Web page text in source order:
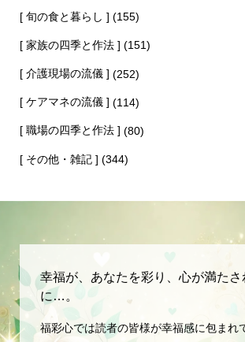
[ 旬の食と暮らし ] (155)
[ 家族の四季と作法 ] (151)
[ 介護現場の流儀 ] (252)
[ ケアマネの流儀 ] (114)
[ 職場の四季と作法 ] (80)
[ その他・雑記 ] (344)
幸福が、あなたを彩り、心が満た
に…。
福彩心では読者の皆様が幸福感に包まれ